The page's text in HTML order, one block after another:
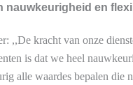
nauwkeurigheid en
,,De kracht van onze
is dat we heel
alle waardes bepalen die